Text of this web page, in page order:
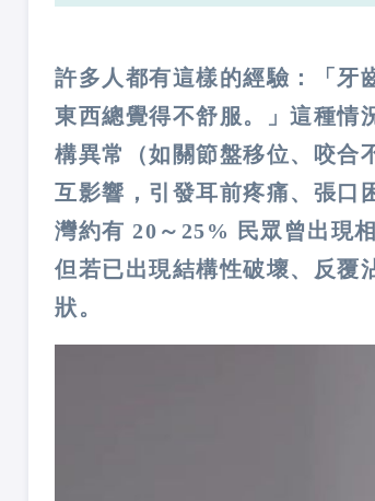
許多人都有這樣的經驗：「牙
東西總覺得不舒服。」這種情
構異常（如關節盤移位、咬合
互影響，引發耳前疼痛、張口
灣約有 20～25% 民眾曾出現
但若已出現結構性破壞、反覆
狀。